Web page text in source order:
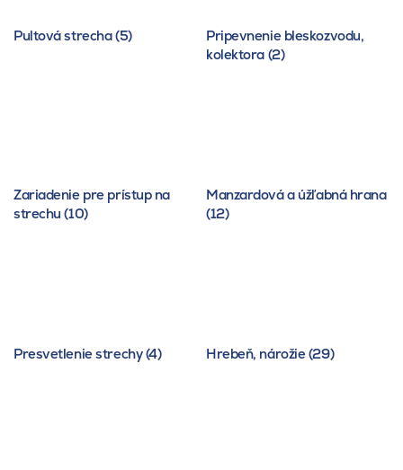
Pultová strecha (5)
Pripevnenie bleskozvodu,
kolektora (2)
Zariadenie pre prístup na
strechu (10)
Manzardová a úžľabná hrana
(12)
Presvetlenie strechy (4) Hrebeň, nárožie (29)